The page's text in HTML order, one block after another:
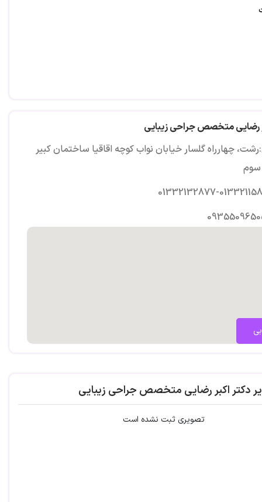
رضایی متخصص جراحی زیبایی
چهارراه گلسار خیابان نواب کوچه اقاقیا ساختمان کبیر
سوم
01332132877-
دکتر اکبر رضایی متخصص جراحی زیبایی
تصویری ثبت نشده است